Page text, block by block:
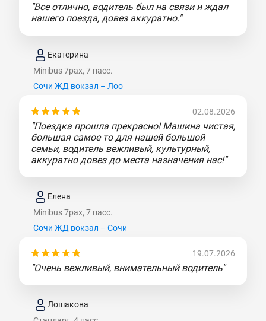
"Все отлично, водитель был на связи и ждал
нашего поезда, довез аккуратно."
Екатерина
Minibus 7pax, 7 пасс.
Сочи ЖД вокзал – Лоо
02.08.2026
"Поездка прошла прекрасно! Машина чистая,
большая самое то для нашей большой
семьи, водитель вежливый, культурный,
аккуратно довез до места назначения нас!"
Елена
Minibus 7pax, 7 пасс.
Сочи ЖД вокзал – Сочи
19.07.2026
"Очень вежливый, внимательный водитель"
Лошакова